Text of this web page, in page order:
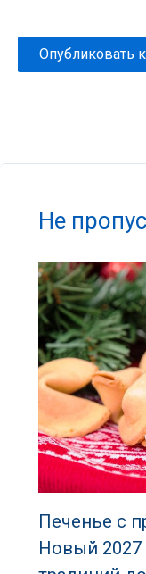
Не
Печенье с
Новый 2027